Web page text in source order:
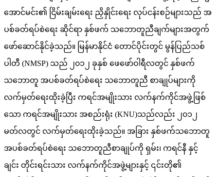
အောင်မင်း၏ ငြိမ်းချမ်းရေး ညှိနှိုင်းရေး လုပ်ငန်းစဉ်များသည် အ
ပစ်ခတ်ရပ်စဲရေး ဆိုင်ရာ နှစ်ဖက် သဘောတူညီချက်များအတွက်
ဖော်ဆောင်နိုင်ခဲ့သည်။ မြန်မာနိုင်ငံ တောင်ပိုင်းတွင် မွန်ပြည်သစ်
ပါတီ (NMSP) သည် ၂၀၁၂ ခုနှစ် ဖေဖော်ဝါရီလတွင် နှစ်ဖက်
သဘောတူ အပစ်ခတ်ရပ်စဲရေး သဘောတူညီ စာချုပ်များကို
လက်မှတ်ရေးထိုးခဲ့ပြီး ကရင်အမျိုးသား လက်နက်ကိုင်အဖွဲ့ဖြစ်
သော ကရင်အမျိုးသား အစည်းရုံး (KNU)သည်လည်း ၂၀၁၂
မတ်လတွင် လက်မှတ်ရေးထိုးခဲ့သည်။ အခြား နှစ်ဖက်သဘောတူ
အပစ်ခတ်ရပ်စဲရေး သဘောတူညီစာချုပ်ကို ရှမ်း၊ ကရင်နီ နှင့်
ချင်း တိုင်းရင်းသား လက်နက်ကိုင်အဖွဲ့များနှင့် ၎င်းတို၏